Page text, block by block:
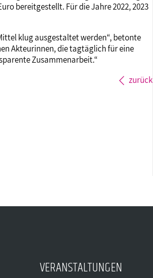
bereitgestellt. Für die Jahre 2022, 2023
klug ausgestaltet werden“, betonte
Akteurinnen, die tagtäglich für eine
Zusammenarbeit.“
zurück
VERANSTALTUNGEN